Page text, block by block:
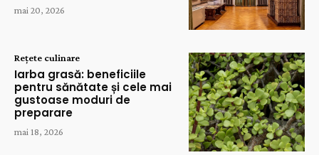
mai 20, 2026
Rețete culinare
Iarba grasă: beneficiile
pentru sănătate și cele mai
gustoase moduri de
preparare
mai 18, 2026